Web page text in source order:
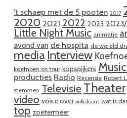
't schaep met de 5 pooten 2017
2020 2021 2022 2023
Little Night Music animatie
avond van de hospita de wereld
media Interview
koefnoen on tour kopspijkers
producties Radio Recensie Robert
stemmen Televisie Theater
video voice over volkskrant wat is
top zoetermeer